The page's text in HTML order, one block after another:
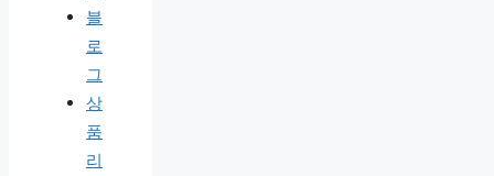
블
로
그
상
품
리